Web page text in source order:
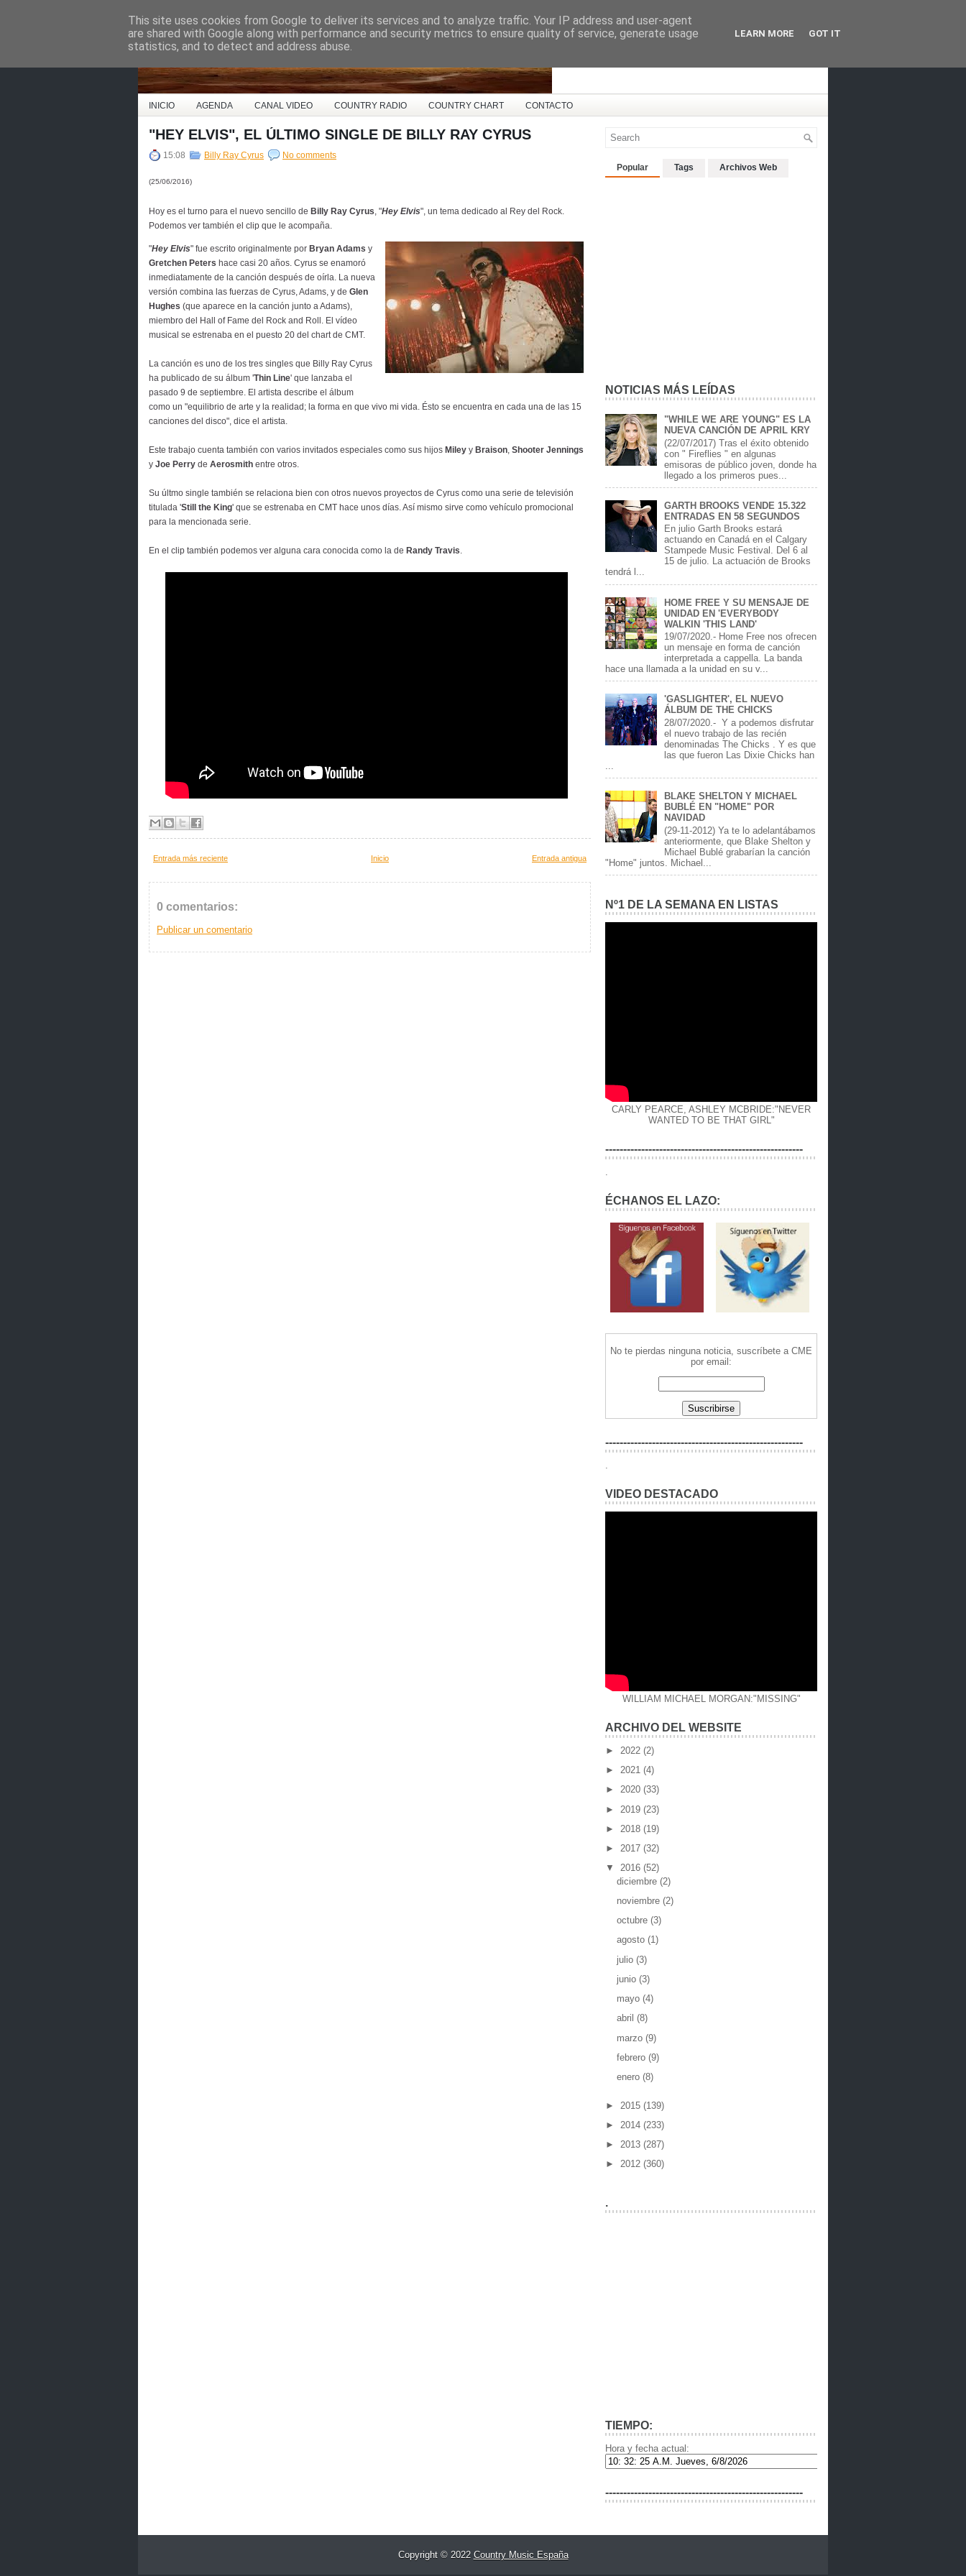
Country Music España
INICIO AGENDA CANAL VIDEO COUNTRY RADIO COUNTRY CHART CONTACTO
"HEY ELVIS", EL ÚLTIMO SINGLE DE BILLY RAY CYRUS
15:08 Billy Ray Cyrus No comments
(25/06/2016)
Hoy es el turno para el nuevo sencillo de Billy Ray Cyrus, "Hey Elvis", un tema dedicado al Rey del Rock.
Podemos ver también el clip que le acompaña.
"Hey Elvis" fue escrito originalmente por Bryan Adams y
Gretchen Peters hace casi 20 años. Cyrus se enamoró
inmediatamente de la canción después de oírla. La nueva
versión combina las fuerzas de Cyrus, Adams, y de Glen
Hughes (que aparece en la canción junto a Adams),
miembro del Hall of Fame del Rock and Roll. El vídeo
musical se estrenaba en el puesto 20 del chart de CMT.
La canción es uno de los tres singles que Billy Ray Cyrus
ha publicado de su álbum 'Thin Line' que lanzaba el
pasado 9 de septiembre. El artista describe el álbum
como un "equilibrio de arte y la realidad; la forma en que vivo mi vida. Ésto se encuentra en cada una de las 15
canciones del disco", dice el artista.
Este trabajo cuenta también con varios invitados especiales como sus hijos Miley y Braison, Shooter Jennings
y Joe Perry de Aerosmith entre otros.
Su últmo single también se relaciona bien con otros nuevos proyectos de Cyrus como una serie de televisión
titulada 'Still the King' que se estrenaba en CMT hace unos días. Así mismo sirve como vehículo promocional
para la mencionada serie.
En el clip también podemos ver alguna cara conocida como la de Randy Travis.
Entrada más reciente Entrada antigua
Inicio
0 comentarios:
Publicar un comentario
Popular Tags Archivos Web
NOTICIAS MÁS LEÍDAS
"WHILE WE ARE YOUNG" ES LA
NUEVA CANCIÓN DE APRIL KRY
(22/07/2017) Tras el éxito obtenido
con " Fireflies " en algunas
emisoras de público joven, donde ha
llegado a los primeros pues...
GARTH BROOKS VENDE 15.322
ENTRADAS EN 58 SEGUNDOS
En julio Garth Brooks estará
actuando en Canadá en el Calgary
Stampede Music Festival. Del 6 al
15 de julio. La actuación de Brooks
tendrá l...
HOME FREE Y SU MENSAJE DE
UNIDAD EN 'EVERYBODY
WALKIN 'THIS LAND'
19/07/2020.- Home Free nos ofrecen
un mensaje en forma de canción
interpretada a cappella. La banda
hace una llamada a la unidad en su v...
'GASLIGHTER', EL NUEVO
ÁLBUM DE THE CHICKS
28/07/2020.- Y a podemos disfrutar
el nuevo trabajo de las recién
denominadas The Chicks . Y es que
las que fueron Las Dixie Chicks han
...
BLAKE SHELTON Y MICHAEL
BUBLÉ EN "HOME" POR
NAVIDAD
(29-11-2012) Ya te lo adelantábamos
anteriormente, que Blake Shelton y
Michael Bublé grabarían la canción
"Home" juntos. Michael...
Nº1 DE LA SEMANA EN LISTAS
CARLY PEARCE, ASHLEY MCBRIDE:"NEVER
WANTED TO BE THAT GIRL"
-------------------------------------------------------
ÉCHANOS EL LAZO:
No te pierdas ninguna noticia, suscríbete a CME
por email:
-------------------------------------------------------
VIDEO DESTACADO
WILLIAM MICHAEL MORGAN:"MISSING"
ARCHIVO DEL WEBSITE
► 2022 (2)
► 2021 (4)
► 2020 (33)
► 2019 (23)
► 2018 (19)
► 2017 (32)
▼ 2016 (52)
diciembre (2)
noviembre (2)
octubre (3)
agosto (1)
julio (3)
junio (3)
mayo (4)
abril (8)
marzo (9)
febrero (9)
enero (8)
► 2015 (139)
► 2014 (233)
► 2013 (287)
► 2012 (360)
.
TIEMPO:
Hora y fecha actual:
-------------------------------------------------------
Copyright © 2022 Country Music España
This site uses cookies from Google to deliver its services and to analyze traffic. Your IP address and user-agent
are shared with Google along with performance and security metrics to ensure quality of service, generate usage
statistics, and to detect and address abuse.
LEARN MORE GOT IT